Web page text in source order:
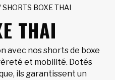
SHORTS BOXE THAI
THAI
avec nos shorts de boxe
et mobilité. Dotés
ils garantissent un